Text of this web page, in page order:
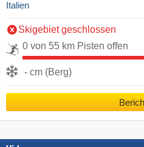
Italien
Skigebiet geschlossen
0 von 55 km Pisten offen
- cm (Berg)